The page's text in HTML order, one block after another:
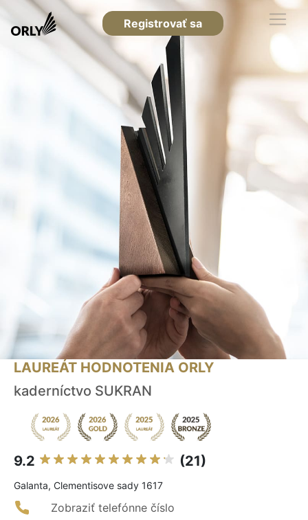
Registrovať sa
LAUREÁT HODNOTENIA ORLY
kaderníctvo SUKRAN
9.2 (21)
Galanta, Clementisove sady 1617
Zobraziť telefónne číslo